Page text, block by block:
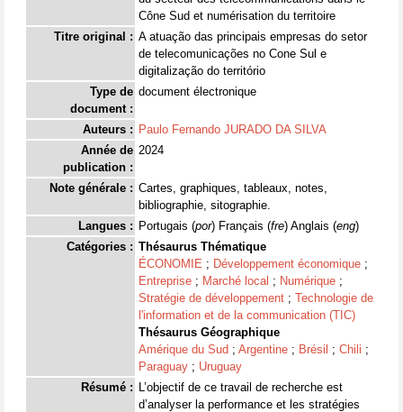
Cône Sud et numérisation du territoire
Titre original : A atuação das principais empresas do setor
de telecomunicações no Cone Sul e
digitalização do território
Type de
document :
document électronique
Auteurs : Paulo Fernando JURADO DA SILVA
Année de
publication :
2024
Note générale : Cartes, graphiques, tableaux, notes,
bibliographie, sitographie.
Langues : Portugais (por) Français (fre) Anglais (eng)
Catégories : Thésaurus Thématique
ÉCONOMIE ; Développement économique ;
Entreprise ; Marché local ; Numérique ;
Stratégie de développement ; Technologie de
l'information et de la communication (TIC)
Thésaurus Géographique
Amérique du Sud ; Argentine ; Brésil ; Chili ;
Paraguay ; Uruguay
Résumé : L’objectif de ce travail de recherche est
d’analyser la performance et les stratégies